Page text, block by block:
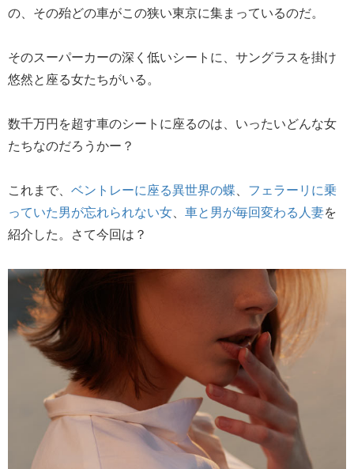
の、その殆どの車がこの狭い東京に集まっているのだ。
そのスーパーカーの深く低いシートに、サングラスを掛け
悠然と座る女たちがいる。
数千万円を超す車のシートに座るのは、いったいどんな女
たちなのだろうかー？
これまで、 ベントレーに座る異世界の蝶
フェラーリに乗
っていた男が忘れられない女
車と男が毎回変わる人妻を
紹介した。さて今回は？